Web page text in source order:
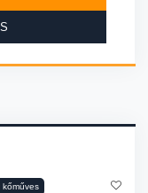
kőműves